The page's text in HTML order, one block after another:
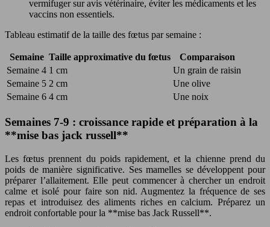
vermifuger sur avis vétérinaire, éviter les médicaments et les
vaccins non essentiels.
Tableau estimatif de la taille des fœtus par semaine :
Semaine Taille approximative du fœtus
Comparaison
Semaine 4 1 cm
Un grain de raisin
Semaine 5 2 cm
Une olive
Semaine 6 4 cm Une noix
Semaines 7-9 : croissance rapide et préparation à la
**mise bas jack russell**
Les fœtus prennent du poids rapidement, et la chienne prend du
poids de manière significative. Ses mamelles se développent pour
préparer l’allaitement. Elle peut commencer à chercher un endroit
calme et isolé pour faire son nid. Augmentez la fréquence de ses
repas et introduisez des aliments riches en calcium. Préparez un
endroit confortable pour la **mise bas Jack Russell**.